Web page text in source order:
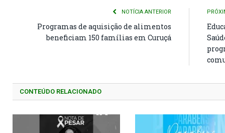
NOTÍCIA ANTERIOR
Programas de aquisição de alimentos
beneficiam 150 famílias em Curuçá
CONTEÚDO RELACIONADO